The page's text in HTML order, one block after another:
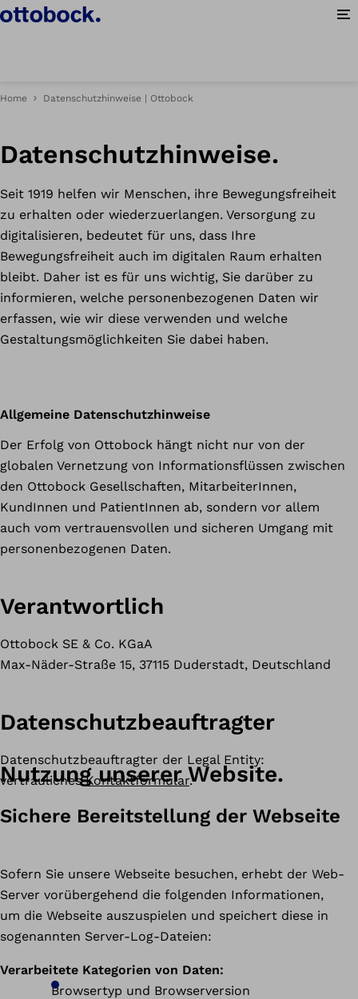
Home Datenschutzhinweise | Ottobock
Datenschutzhinweise.
Seit 1919 helfen wir Menschen, ihre Bewegungsfreiheit
zu erhalten oder wiederzuerlangen. Versorgung zu
digitalisieren, bedeutet für uns, dass Ihre
Bewegungsfreiheit auch im digitalen Raum erhalten
bleibt. Daher ist es für uns wichtig, Sie darüber zu
informieren, welche personenbezogenen Daten wir
erfassen, wie wir diese verwenden und welche
Gestaltungsmöglichkeiten Sie dabei haben.
Allgemeine Datenschutzhinweise
Der Erfolg von Ottobock hängt nicht nur von der
globalen Vernetzung von Informationsflüssen zwischen
den Ottobock Gesellschaften, MitarbeiterInnen,
KundInnen und PatientInnen ab, sondern vor allem
auch vom vertrauensvollen und sicheren Umgang mit
personenbezogenen Daten.
Verantwortlich
Ottobock SE & Co. KGaA
Max-Näder-Straße 15, 37115 Duderstadt, Deutschland
Datenschutzbeauftragter
Datenschutzbeauftragter der Legal Entity:
vertraulichesKontaktformular.
Nutzung unserer Website.
Sichere Bereitstellung der Webseite
Sofern Sie unsere Webseite besuchen, erhebt der Web-
Server vorübergehend die folgenden Informationen,
um die Webseite auszuspielen und speichert diese in
sogenannten Server-Log-Dateien:
Verarbeitete Kategorien von Daten:
Browsertyp und Browserversion